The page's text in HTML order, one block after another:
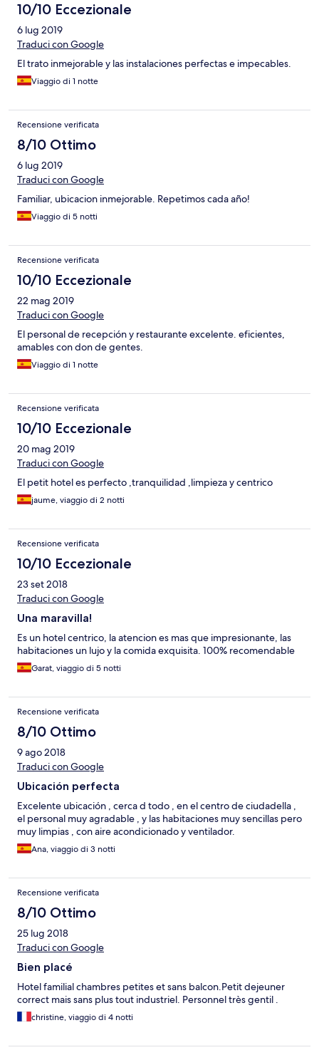
10/10 Eccezionale
6 lug 2019
Traduci con Google
El trato inmejorable y las instalaciones perfectas e impecables.
Viaggio di 1 notte
Recensione verificata
8/10 Ottimo
6 lug 2019
Traduci con Google
Familiar, ubicacion inmejorable. Repetimos cada año!
Viaggio di 5 notti
Recensione verificata
10/10 Eccezionale
22 mag 2019
Traduci con Google
El personal de recepción y restaurante excelente. eficientes,
amables con don de gentes.
Viaggio di 1 notte
Recensione verificata
10/10 Eccezionale
20 mag 2019
Traduci con Google
El petit hotel es perfecto ,tranquilidad ,limpieza y centrico
jaume, viaggio di 2 notti
Recensione verificata
10/10 Eccezionale
23 set 2018
Traduci con Google
Una maravilla!
Es un hotel centrico, la atencion es mas que impresionante, las
habitaciones un lujo y la comida exquisita. 100% recomendable
Garat, viaggio di 5 notti
Recensione verificata
8/10 Ottimo
9 ago 2018
Traduci con Google
Ubicación perfecta
Excelente ubicación , cerca d todo , en el centro de ciudadella ,
el personal muy agradable , y las habitaciones muy sencillas pero
muy limpias , con aire acondicionado y ventilador.
Ana, viaggio di 3 notti
Recensione verificata
8/10 Ottimo
25 lug 2018
Traduci con Google
Bien placé
Hotel familial chambres petites et sans balcon.Petit dejeuner
correct mais sans plus tout industriel. Personnel très gentil .
christine, viaggio di 4 notti